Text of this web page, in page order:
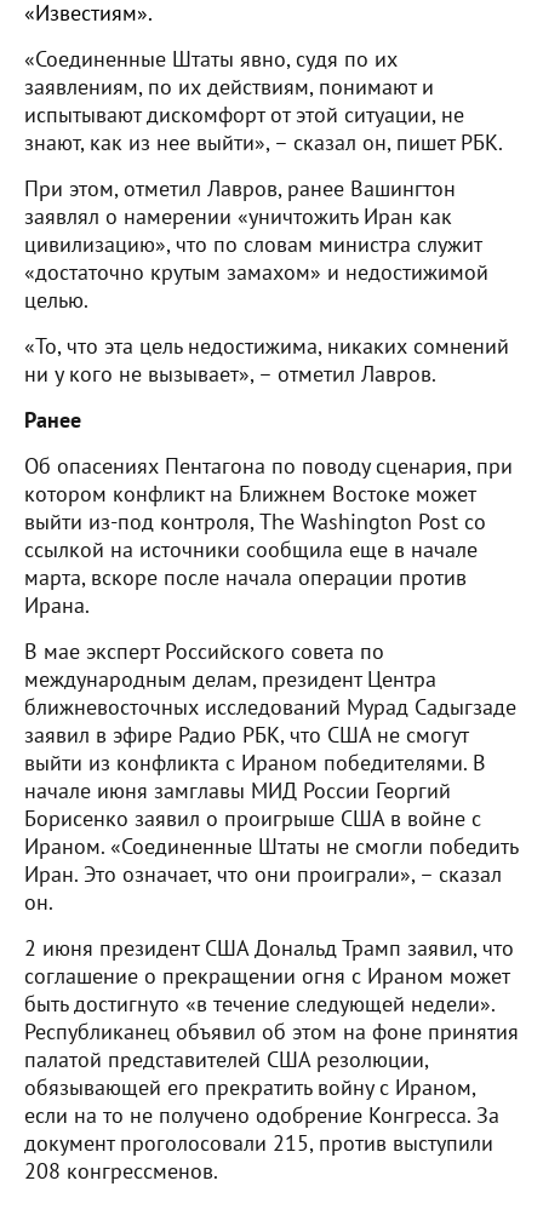
«Известиям».
«Соединенные Штаты явно, судя по их
заявлениям, по их действиям, понимают и
испытывают дискомфорт от этой ситуации, не
знают, как из нее выйти», – сказал он, пишет РБК.
При этом, отметил Лавров, ранее Вашингтон
заявлял о намерении «уничтожить Иран как
цивилизацию», что по словам министра служит
«достаточно крутым замахом» и недостижимой
целью.
«То, что эта цель недостижима, никаких сомнений
ни у кого не вызывает», – отметил Лавров.
Ранее
Об опасениях Пентагона по поводу сценария, при
котором конфликт на Ближнем Востоке может
выйти из-под контроля, The Washington Post со
ссылкой на источники сообщила еще в начале
марта, вскоре после начала операции против
Ирана.
В мае эксперт Российского совета по
международным делам, президент Центра
ближневосточных исследований Мурад Садыгзаде
заявил в эфире Радио РБК, что США не смогут
выйти из конфликта с Ираном победителями. В
начале июня замглавы МИД России Георгий
Борисенко заявил о проигрыше США в войне с
Ираном. «Соединенные Штаты не смогли победить
Иран. Это означает, что они проиграли», – сказал
он.
2 июня президент США Дональд Трамп заявил, что
соглашение о прекращении огня с Ираном может
быть достигнуто «в течение следующей недели».
Республиканец объявил об этом на фоне принятия
палатой представителей США резолюции,
обязывающей его прекратить войну с Ираном,
если на то не получено одобрение Конгресса. За
документ проголосовали 215, против выступили
208 конгрессменов.